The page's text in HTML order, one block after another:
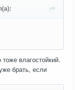
тоже влагостойкий.
брать, если